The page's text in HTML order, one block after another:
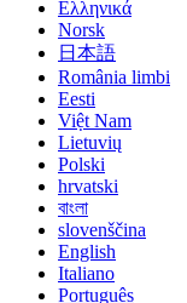
Ελληνικά
Norsk
日本語
România limbi
Eesti
Việt Nam
Lietuvių
Polski
hrvatski
বাংলা
slovenščina
English
Italiano
Português